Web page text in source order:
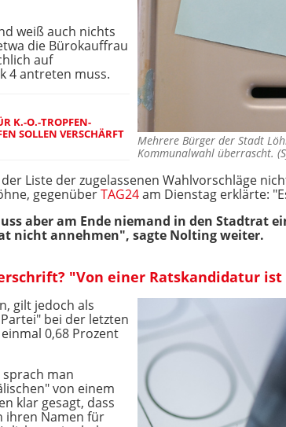
Mehrere Bürger der Stadt
Kommunalwahl überrascht.
weiß auch nichts
die Bürokauffrau
auf
4 antreten muss.
K.-O.-TROPFEN-
SOLLEN VERSCHÄRFT
der Liste der zugelassenen Wahlvorschläge
gegenüberTAG24am Dienstag erklärte:
aber am Ende niemand in den Stadtrat
nicht annehmen", sagte Nolting weiter.
"Von einer Ratskandidatur
gilt jedoch als
bei der letzten
0,68 Prozent
man
von einem
klar gesagt, dass
ihren Namen für